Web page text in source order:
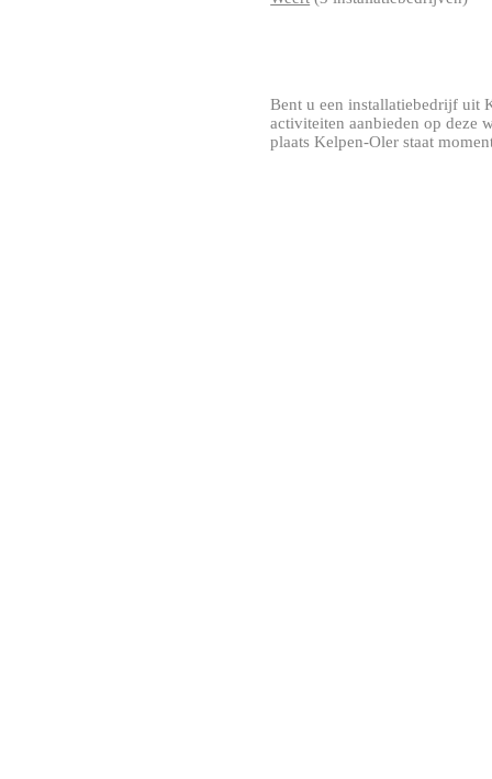
Bent u een installatiebedrijf uit
activiteiten aanbieden op deze
plaats Kelpen-Oler staat